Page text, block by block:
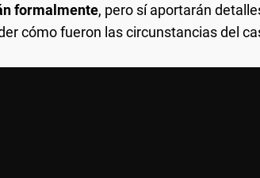
formalmente, pero sí aportarán
cómo fueron las circunstancias del